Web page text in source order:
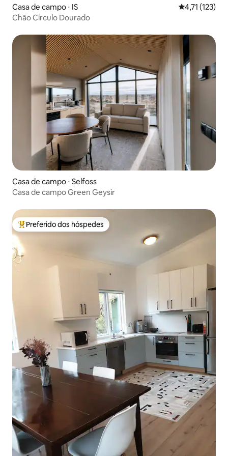
Casa de campo ⋅ IS 4,71 de uma
4,71 (123)
Chão Círculo Dourado
Casa de campo ⋅ Selfoss
Casa de campo Green Geysir
Entre os melhores preferidos dos hóspedes
Preferido dos hóspedes